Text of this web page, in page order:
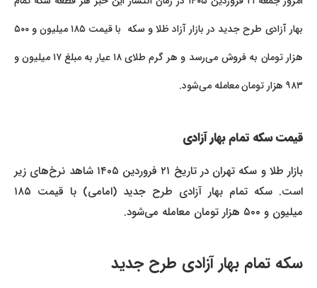
بهار آزادی طرح جدید در بازار آزاد ظلا و سکه با قیمت ۱۸۵ میلیون و ۵۰۰
هزار تومان به فروش می‌رسد و هر گرم طلای ۱۸ عیار به مبلغ ۱۷ میلیون و
۹۸۳ هزار تومان معامله می‌شود.
قیمت سکه تمام بهار آزادی
بازار طلا و سکه تهران در تاریخ ۲۱ فروردین ۱۴۰۵ شاهد نرخ‌های زیر
است. سکه تمام بهار آزادی طرح جدید (امامی) با قیمت ۱۸۵
میلیون و ۵۰۰ هزار تومان معامله می‌شود.
سکه تمام بهار آزادی طرح جدید